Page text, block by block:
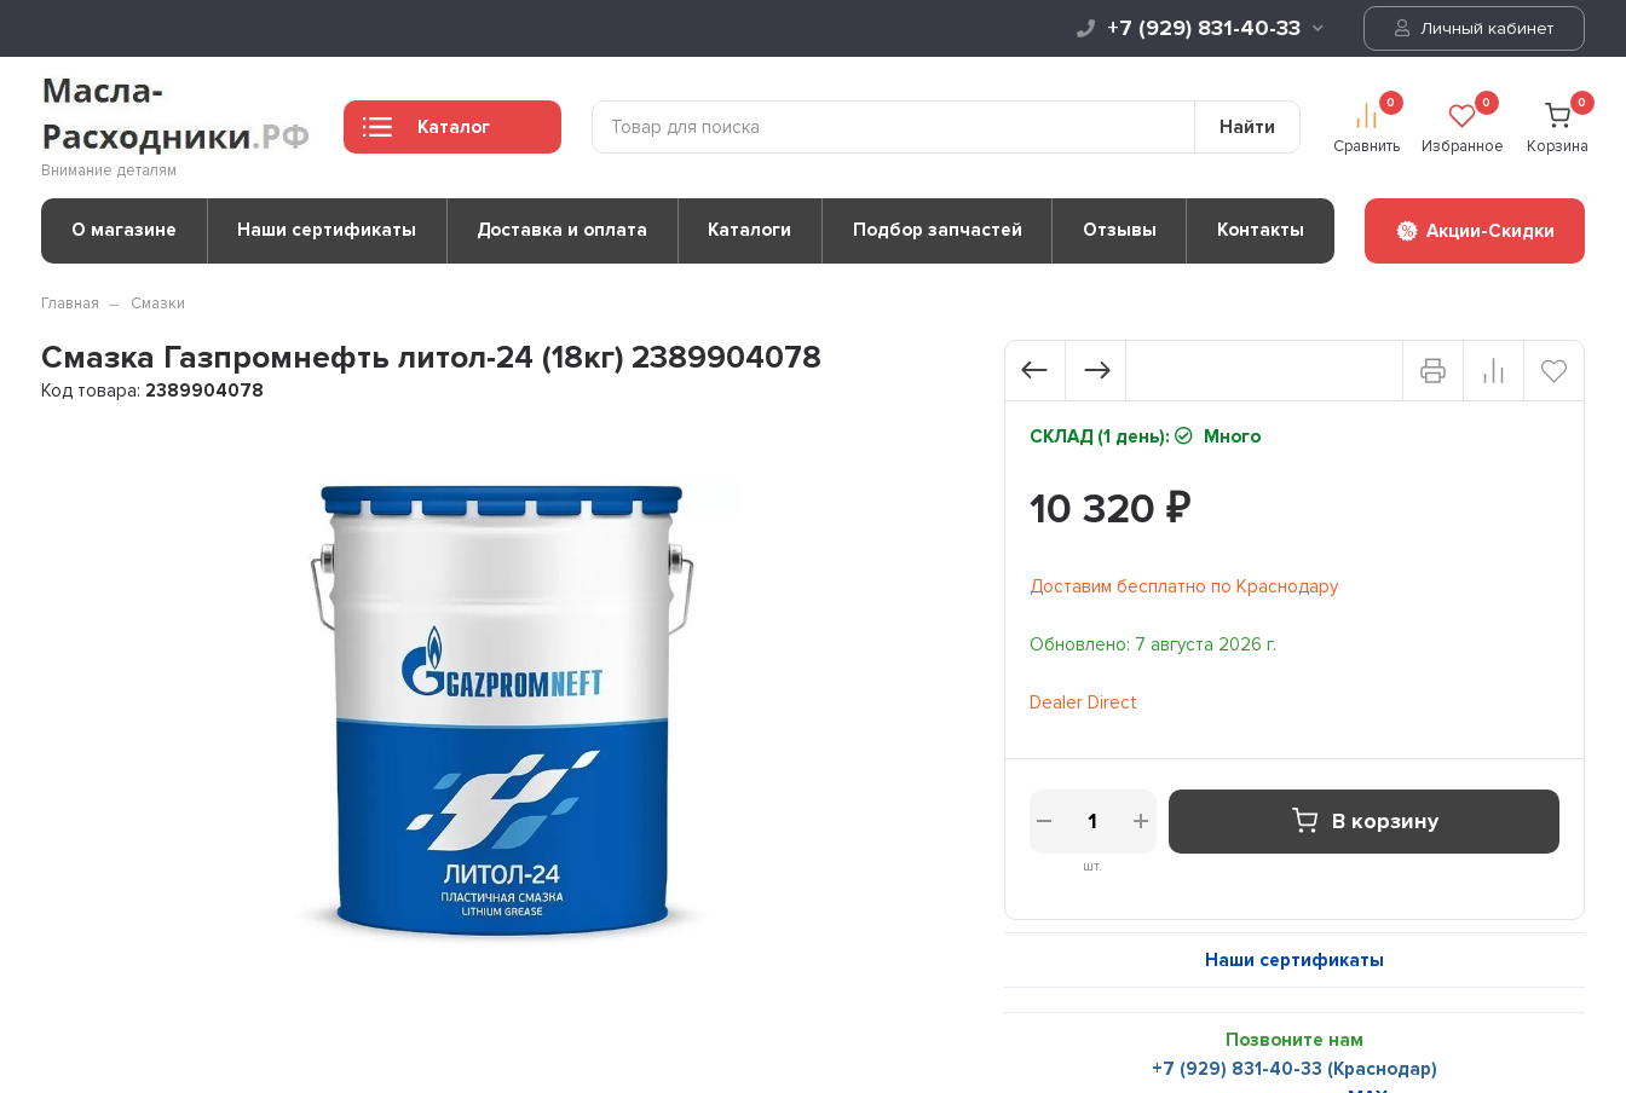
+7 (929) 831-40-33 Личный кабинет
Внимание деталям
Каталог Найти
0
Сравнить
0
Избранное
0
Корзина
О магазине Наши сертификаты Доставка и оплата Каталоги Подбор запчастей Отзывы Контакты Акции-Скидки
Главная Смазки
Смазка Газпромнефть литол-24 (18кг) 2389904078
Код товара: 2389904078
СКЛАД (1 день): Много
10 320 ₽
Доставим бесплатно по Краснодару
Обновлено: 7 августа 2026 г.
Dealer Direct
шт.
В корзину
Наши сертификаты
Позвоните нам
+7 (929) 831-40-33 (Краснодар)